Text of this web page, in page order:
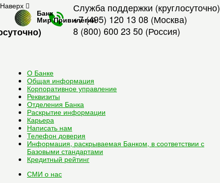
Служба поддержки (круглосуточно)
+7 (495) 120 13 08 (Москва)
8 (800) 600 23 50 (Россия)
Наверх
Банк
Мир Привилегий
О Банке
Общая информация
Корпоративное управление
Реквизиты
Отделения Банка
Раскрытие информации
Карьера
Написать нам
Телефон доверия
Информация, раскрываемая Банком, в соответствии с
Базовыми стандартами
Кредитный рейтинг
СМИ о нас